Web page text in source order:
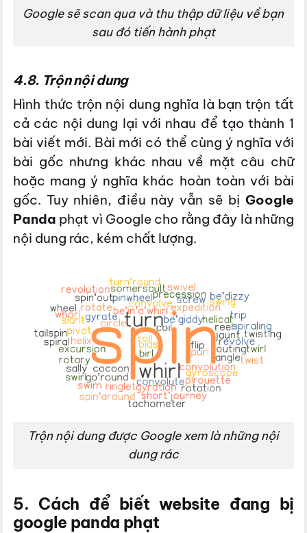
Google sẽ scan qua và thu thập dữ liệu về bạn
sau đó tiến hành phạt
4.8. Trộn nội dung
Hình thức trộn nội dung nghĩa là bạn trộn tất
cả các nội dung lại với nhau để tạo thành 1
bài viết mới. Bài mới có thể cùng ý nghĩa với
bài gốc nhưng khác nhau về mặt câu chữ
hoặc mang ý nghĩa khác hoàn toàn với bài
gốc. Tuy nhiên, điều này vẫn sẽ bị Google
Panda phạt vì Google cho rằng đây là những
nội dung rác, kém chất lượng.
Trộn nội dung được Google xem là những nội
dung rác
5. Cách để biết website đang bị
google panda phạt